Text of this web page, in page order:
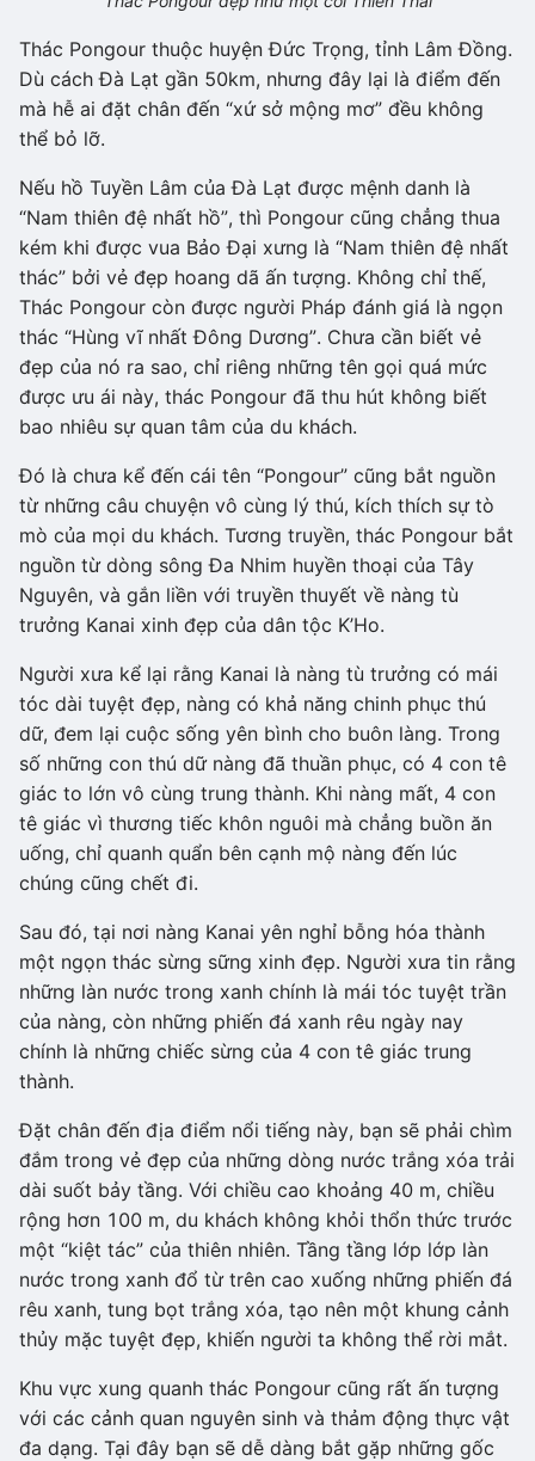
Thác Pongour thuộc huyện Đức Trọng, tỉnh Lâm Đồng.
Dù cách Đà Lạt gần 50km, nhưng đây lại là điểm đến
mà hễ ai đặt chân đến “xứ sở mộng mơ” đều không
thể bỏ lỡ.
Nếu hồ Tuyền Lâm của Đà Lạt được mệnh danh là
“Nam thiên đệ nhất hồ”, thì Pongour cũng chẳng thua
kém khi được vua Bảo Đại xưng là “Nam thiên đệ nhất
thác” bởi vẻ đẹp hoang dã ấn tượng. Không chỉ thế,
Thác Pongour còn được người Pháp đánh giá là ngọn
thác “Hùng vĩ nhất Đông Dương”. Chưa cần biết vẻ
đẹp của nó ra sao, chỉ riêng những tên gọi quá mức
được ưu ái này, thác Pongour đã thu hút không biết
bao nhiêu sự quan tâm của du khách.
Đó là chưa kể đến cái tên “Pongour” cũng bắt nguồn
từ những câu chuyện vô cùng lý thú, kích thích sự tò
mò của mọi du khách. Tương truyền, thác Pongour bắt
nguồn từ dòng sông Đa Nhim huyền thoại của Tây
Nguyên, và gắn liền với truyền thuyết về nàng tù
trưởng Kanai xinh đẹp của dân tộc K’Ho.
Người xưa kể lại rằng Kanai là nàng tù trưởng có mái
tóc dài tuyệt đẹp, nàng có khả năng chinh phục thú
dữ, đem lại cuộc sống yên bình cho buôn làng. Trong
số những con thú dữ nàng đã thuần phục, có 4 con tê
giác to lớn vô cùng trung thành. Khi nàng mất, 4 con
tê giác vì thương tiếc khôn nguôi mà chẳng buồn ăn
uống, chỉ quanh quẩn bên cạnh mộ nàng đến lúc
chúng cũng chết đi.
Sau đó, tại nơi nàng Kanai yên nghỉ bỗng hóa thành
một ngọn thác sừng sững xinh đẹp. Người xưa tin rằng
những làn nước trong xanh chính là mái tóc tuyệt trần
của nàng, còn những phiến đá xanh rêu ngày nay
chính là những chiếc sừng của 4 con tê giác trung
thành.
Đặt chân đến địa điểm nổi tiếng này, bạn sẽ phải chìm
đắm trong vẻ đẹp của những dòng nước trắng xóa trải
dài suốt bảy tầng. Với chiều cao khoảng 40 m, chiều
rộng hơn 100 m, du khách không khỏi thổn thức trước
một “kiệt tác” của thiên nhiên. Tầng tầng lớp lớp làn
nước trong xanh đổ từ trên cao xuống những phiến đá
rêu xanh, tung bọt trắng xóa, tạo nên một khung cảnh
thủy mặc tuyệt đẹp, khiến người ta không thể rời mắt.
Khu vực xung quanh thác Pongour cũng rất ấn tượng
với các cảnh quan nguyên sinh và thảm động thực vật
đa dạng. Tại đây bạn sẽ dễ dàng bắt gặp những gốc